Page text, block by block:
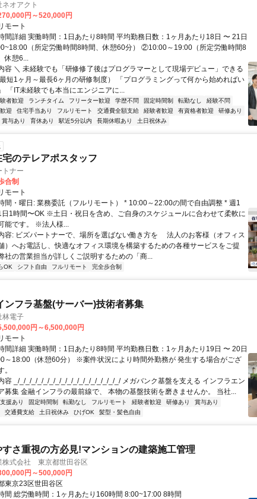
オアクト
円～520,000円
モート
間詳細 実働時間：1日あたり8時間 平均勤務日数：1ヶ月あたり18日 〜 21日
（所定労働時間8時間、休憩60分） ②10:00～19:00（所定労働時間8
休憩6...
容 ＼ 未経験でも「研修修了後はプログラマーとして現場デビュー」できる
短1ヶ月～最長6ヶ月の研修制度） 「プログラミングって何から始めればい
「IT未経験でも本当にエンジニアに...
者歓迎 ランチタイム フリーター歓迎 学歴不問 固定時間制 転勤なし
経験不問
迎
住宅手当あり フルリモート 交通費全額支給 経験者歓迎 有資格者歓迎
研修あり
賞与あり 育休あり 駅近5分以内 長期休暇あり 土日祝休み
宅のテレアポスタッフ
トナー
合制
モート
間・曜日: 業務委託（フルリモート） * 10:00～22:00の間で自由調整 * 週1
日1時間〜OK ※土日・祝日を含め、ご自身のスケジュールに合わせて柔軟に
能です。 ※法人様...
容: ビズパートナーで、場所を選ばない働き方を 法人のお客様（オフィス
）へお電話し、快適なオフィス環境を構築するための各種サービスをご提
社の営業担当が詳しくご説明するための「商...
OK シフト自由 フルリモート 完全歩合制
ンフラ基盤(サーバー)技術者募集
林電子
円～6,500,000円
モート
間詳細 実働時間：1日あたり8時間 平均勤務日数：1ヶ月あたり19日 〜 20日
～18:00（休憩60分） ※案件状況により時間外勤務が 発生する場合がござ
。
容 _/_/_/_/_/_/_/_/_/_/_/_/_/_/_/_/_/_/ メガバンク基盤を支える インフラエン
募集 金融インフラの最前線で、 本物の基盤技術を磨きませんか。 当社...
援あり 固定時間制 転勤なし フルリモート 経験者歓迎 研修あり
賞与あり
交通費支給 土日祝休み ひげOK 髪型・髪色自由
すさ重視の方必見!マンションの建築施工管理
株式会社 東京都世田谷区
円～500,000円
東京23区世田谷区
間 総労働時間：1ヶ月あたり160時間 8:00~17:00 8時間